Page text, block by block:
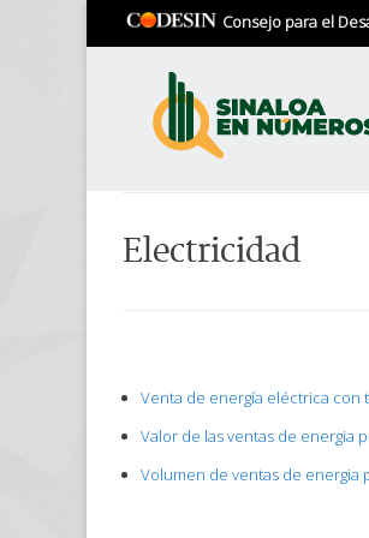
Consejo para el
Electricidad
Venta de energía eléctrica con
Valor de las ventas de energia
Volumen de ventas de energia